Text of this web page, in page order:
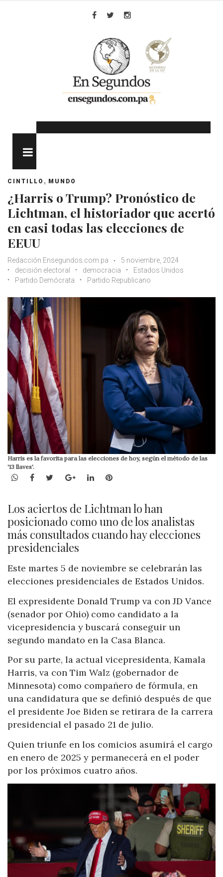
CINTILLO , MUNDO
¿Harris o Trump? Pronóstico de
Lichtman, el historiador que acertó
en casi todas las elecciones de
EEUU
Redacción Ensegundos.com.pa
5 noviembre, 2024
decisión electoral
democracia
Estados Unidos
Partido Demócrata
Partido Republicano
Harris es la favorita para las elecciones de hoy, según el método de las
'13 llaves'.
WhatsApp
Facebook
TwitterGoogle+LinkedInPinterest
Los aciertos de Lichtman lo han
posicionado como uno de los analistas
más consultados cuando hay elecciones
presidenciales
Este martes 5 de noviembre se celebrarán las
elecciones presidenciales de Estados Unidos.
El expresidente Donald Trump va con JD Vance
(senador por Ohio) como candidato a la
vicepresidencia y buscará conseguir un
segundo mandato en la Casa Blanca.
Por su parte, la actual vicepresidenta, Kamala
Harris, va con Tim Walz (gobernador de
Minnesota) como compañero de fórmula, en
una candidatura que se definió después de que
el presidente Joe Biden se retirara de la carrera
presidencial el pasado 21 de julio.
Quien triunfe en los comicios asumirá el cargo
en enero de 2025 y permanecerá en el poder
por los próximos cuatro años.